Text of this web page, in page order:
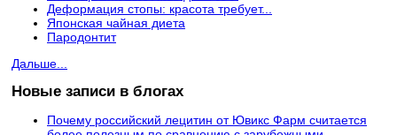
Деформация стопы: красота требует...
Японская чайная диета
Пародонтит
Дальше...
Новые записи в блогах
Почему российский лецитин от Ювикс Фарм считается